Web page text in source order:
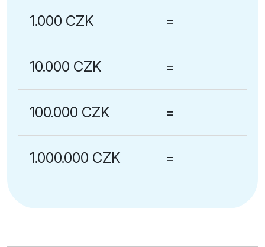
1.000 CZK =
10.000 CZK =
100.000 CZK =
1.000.000 CZK =